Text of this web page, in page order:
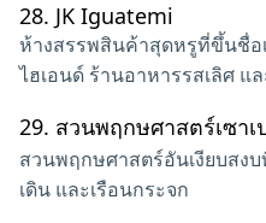
28. JK Iguatemi
ห้างสรรพสินค้าสุดหรูที่ขึ้นชื่อ
ไฮเอนด์ ร้านอาหารรสเลิศ แ
29. สวนพฤกษศาสตร์เซาเ
สวนพฤกษศาสตร์อันเงียบส
เดิน และเรือนกระจก